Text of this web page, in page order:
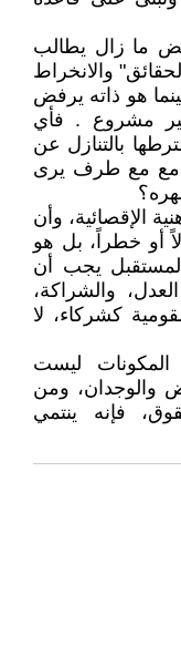
ما زال يطالب
والانخراط
هو ذاته يرفض
مشروع . فأي
بالتنازل عن
مع طرف يرى
الإقصائية، وأن
أو خطراً، بل هو
يجب أن
والشراكة،
كشركاء، لا
ليست
والوجدان، ومن
فإنه ينتمي